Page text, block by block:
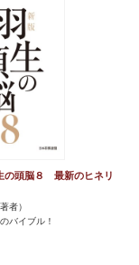
頭脳８ 最新のヒネリ
著者）
バイブル！